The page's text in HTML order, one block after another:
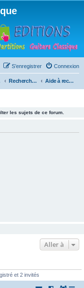
Connexion
S’enregistrer
Recherche de ressources musicales Aide à recherche de cd dvd
les sujets de ce forum.
Aller à
et 2 invités